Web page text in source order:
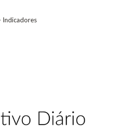
Indicadores